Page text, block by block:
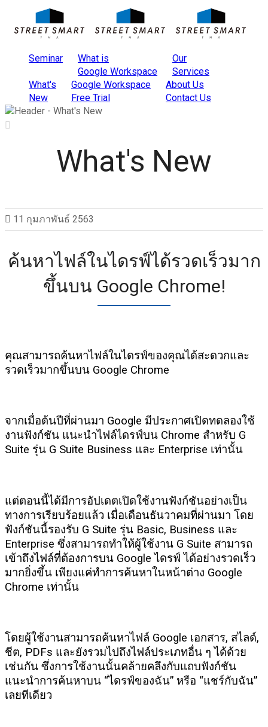
Seminar
What is
Google Workspace
Our
Services
What's
New
Google Workspace
Free Trial
About Us
Contact Us
What's New
11 กุมภาพันธ์ 2563
ค้นหาไฟล์ในไดรฟ์ได้รวดเร็วมาก
ขึ้นบน Google Chrome!
คุณสามารถค้นหาไฟล์ในไดรฟ์ของคุณได้สะดวกและ
รวดเร็วมากขึ้นบน Google Chrome
จากเมื่อต้นปีที่ผ่านมา Google มีประกาศเปิดทดลองใช้
งานฟังก์ชัน แนะนำไฟล์ไดรฟ์บน Chrome สำหรับ G
Suite รุ่น G Suite Business และ Enterprise เท่านั้น
แต่ตอนนี้ได้มีการอัปเดตเปิดใช้งานฟังก์ชันอย่างเป็น
ทางการเรียบร้อยแล้ว เมื่อเดือนธันวาคมที่ผ่านมา โดย
ฟังก์ชันนี้รองรับ G Suite รุ่น Basic, Business และ
Enterprise ซึ่งสามารถทำให้ผู้ใช้งาน G Suite สามารถ
เข้าถึงไฟล์ที่ต้องการบน Google ไดรฟ์ ได้อย่างรวดเร็ว
มากยิ่งขึ้น เพียงแค่ทำการค้นหาในหน้าต่าง Google
Chrome เท่านั้น
โดยผู้ใช้งานสามารถค้นหาไฟล์ Google เอกสาร, สไลด์,
ชีต, PDFs และยังรวมไปถึงไฟล์ประเภทอื่น ๆ ได้ด้วย
เช่นกัน ซึ่งการใช้งานนั้นคล้ายคลึงกับแถบฟังก์ชัน
แนะนำการค้นหาบน “ไดรฟ์ของฉัน” หรือ “แชร์กับฉัน”
เลยทีเดียว